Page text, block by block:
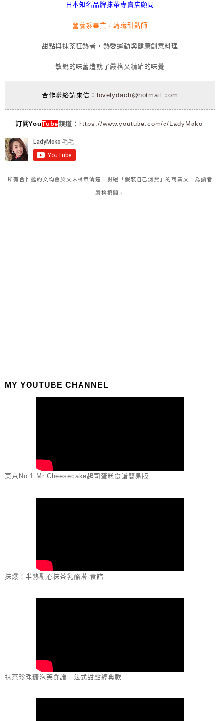
日本知名品牌抹茶專賣店顧問
營養系畢業，轉職甜點師
甜點與抹茶狂熱者，熱愛運動與健康創意料理
敏銳的味蕾造就了嚴格又精確的味覺
合作聯絡請來信： lovelydach@hotmail.com
訂閱YouTube頻道： https://www.youtube.com/c/LadyMoko
所有合作邀約文均會於文末標示清楚，謝絕「假裝自己消費」的商業文，為讀者
嚴格把關。
MY YOUTUBE CHANNEL
東京No.1 Mr.Cheesecake起司蛋糕食譜簡易版
抹爆！半熟融心抹茶乳酪塔 食譜
抹茶珍珠糖泡芙食譜｜法式甜點經典款